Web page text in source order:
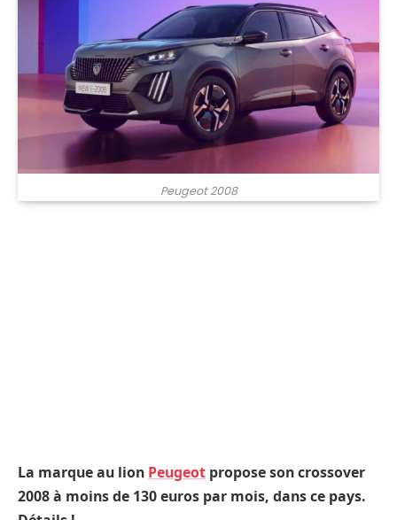
Peugeot 2008
La marque au lion Peugeot propose son crossover
2008 à moins de 130 euros par mois, dans ce pays.